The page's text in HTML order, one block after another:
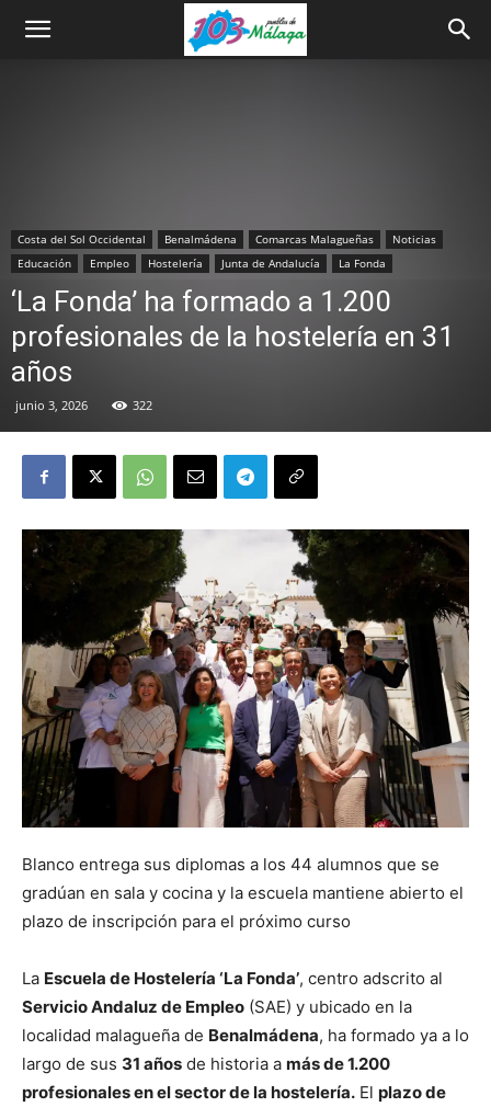
Costa del Sol Occidental Benalmádena Comarcas Malagueñas
Noticias
Educación
Empleo Hostelería Junta de Andalucía La Fonda
‘La Fonda’ ha formado a 1.200
profesionales de la hostelería en 31
años
junio 3, 2026 322
Blanco entrega sus diplomas a los 44 alumnos que se
gradúan en sala y cocina y la escuela mantiene abierto el
plazo de inscripción para el próximo curso
La Escuela de Hostelería ‘La Fonda’, centro adscrito al
Servicio Andaluz de Empleo (SAE) y ubicado en la
localidad malagueña de Benalmádena, ha formado ya a lo
largo de sus 31 años de historia a más de 1.200
profesionales en el sector de la hostelería. El plazo de